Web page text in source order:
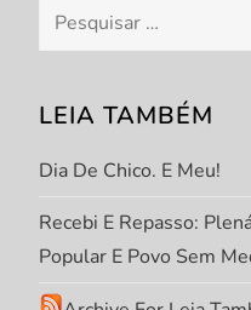
Pesquisar
por:
LEIA TAMBÉM
Dia De Chico. E Meu!
Recebi E Repasso:
Popular E Povo Sem